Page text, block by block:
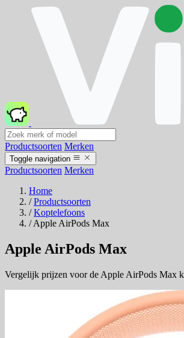
Productsoorten Merken
Toggle navigation
Productsoorten Merken
Home
/ Productsoorten
/ Koptelefoons
/ Apple AirPods Max
Apple AirPods Max
Vergelijk prijzen voor de Apple AirPods Max